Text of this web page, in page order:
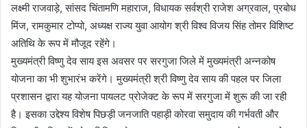
लक्ष्मी राजवाड़े, सांसद चिंतामणि महाराज, विधायक सर्वश्री राजेश अग्रवाल, प्रबोध
मिंज, रामकुमार टोप्पो, अध्यक्ष राज्य युवा आयोग श्री विश्व विजय सिंह तोमर विशिष्ट
अतिथि के रूप में मौजूद रहेंगे।
मुख्यमंत्री विष्णु देव साय इस अवसर पर सरगुजा जिले में मुख्यमंत्री अन्नकोष
योजना का भी शुभारंभ करेंगे। मुख्यमंत्री श्री विष्णु देव साय की पहल पर जिला
प्रशासन द्वारा यह योजना पायलट प्रोजेक्ट के रूप में सरगुजा में शुरू की जा रही
है। इसका उद्देश्य विशेष पिछड़ी जनजाति पहाड़ी कोरवा समुदाय की गर्भवती और